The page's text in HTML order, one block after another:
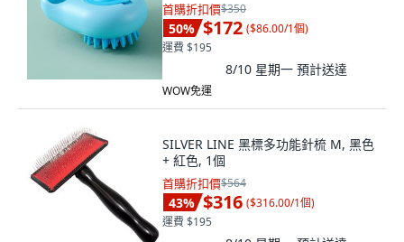
首購折扣價$350
50% $172 ($86.00/1個)
運費 $195
8/10 星期一 預計送達
WOW免運
SILVER LINE 黑標多功能針梳 M, 黑色
+ 紅色, 1個
首購折扣價$564
43% $316 ($316.00/1個)
運費 $195